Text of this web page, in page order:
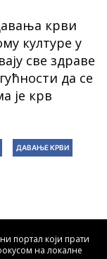
крви
културе у
све здраве
да се
је крв
ДАВАЊЕ КРВИ
портал који прати
на локалне